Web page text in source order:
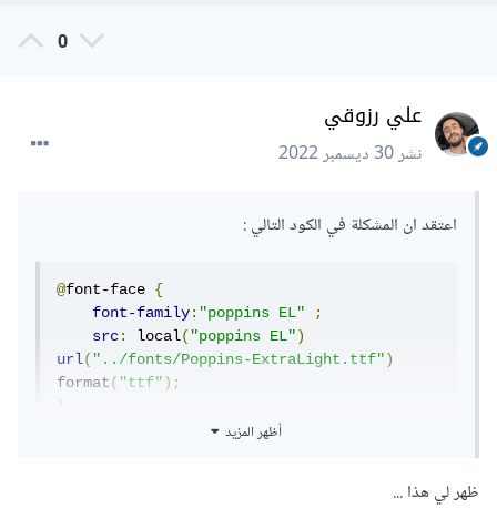
0
علي رزوقي
نشر30 ديسمبر 2022
اعتقد ان المشكلة في الكود التالي
@font-face {
font-family:"poppins EL"
;
src: local("poppins EL")
url("../fonts/Poppins-ExtraLight.ttf")
format("ttf");
}
والصحيح هو
أظهر المزيد
ظهر لي هذا ...